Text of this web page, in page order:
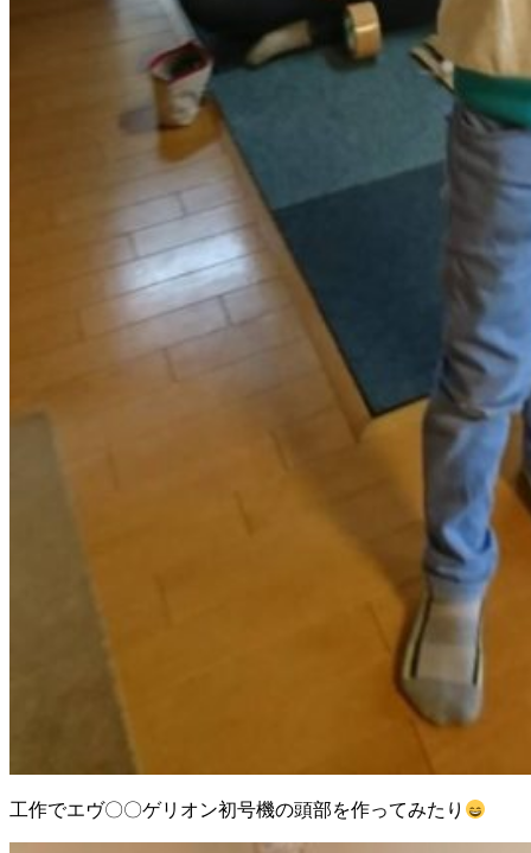
工作でエヴ〇〇ゲリオン初号機の頭部を作ってみたり